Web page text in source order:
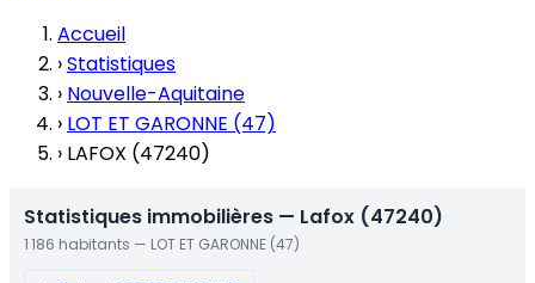
Accueil
›Statistiques
› Nouvelle-Aquitaine
› LOT ET GARONNE (47)
› LAFOX (47240)
Statistiques immobilières — Lafox (47240)
1 186 habitants — LOT ET GARONNE (47)